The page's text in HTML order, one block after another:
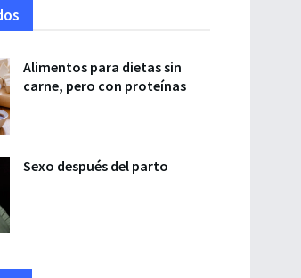
Alimentos para dietas sin
carne, pero con proteínas
Sexo después del parto